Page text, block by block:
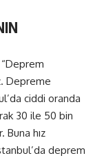
Depreme
ciddi oranda
30 ile 50 bin
Buna hız
deprem